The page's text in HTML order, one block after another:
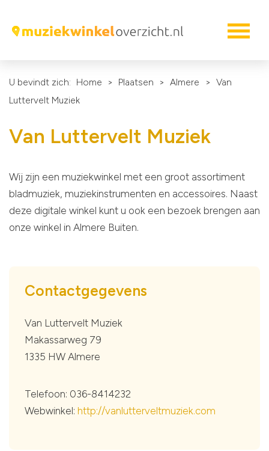
U bevindt zich: Home > Plaatsen > Almere > Van
Luttervelt Muziek
Van Luttervelt Muziek
Wij zijn een muziekwinkel met een groot assortiment
bladmuziek, muziekinstrumenten en accessoires. Naast
deze digitale winkel kunt u ook een bezoek brengen aan
onze winkel in Almere Buiten.
Contactgegevens
Van Luttervelt Muziek
Makassarweg 79
1335 HW Almere
Telefoon: 036-8414232
Webwinkel: http://vanlutterveltmuziek.com